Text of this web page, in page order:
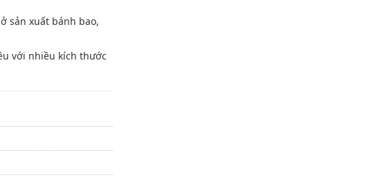
sản xuất bánh bao,
với nhiều kích thước